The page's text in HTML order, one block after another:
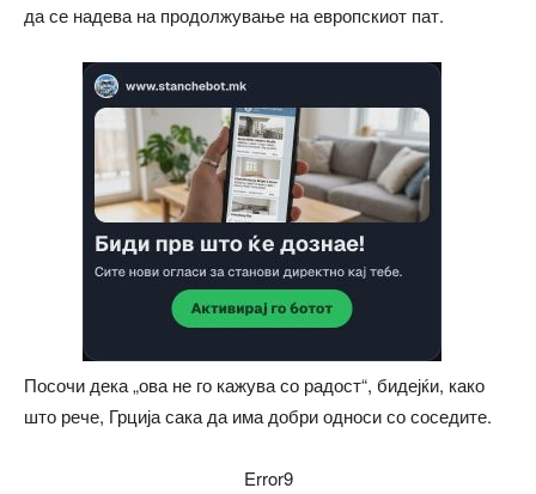
да се надева на продолжување на европскиот пат.
Посочи дека „ова не го кажува со радост“, бидејќи, како
што рече, Грција сака да има добри односи со соседите.
Error9